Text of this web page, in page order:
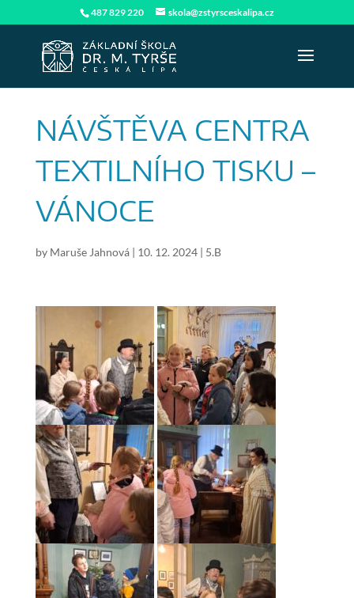
487 829 220 skola@zstyrsceskalipa.cz
NÁVŠTĚVA CENTRA
TEXTILNÍHO TISKU –
VÁNOCE
by Maruše Jahnová| 10. 12. 2024| 5.B